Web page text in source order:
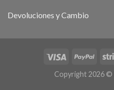
Devoluciones y Cambio
Copyright 2026 ©